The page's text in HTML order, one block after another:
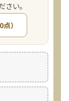
い。
）